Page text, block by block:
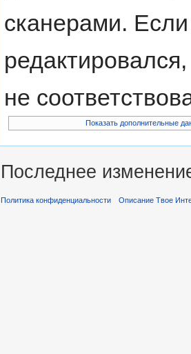
сканерами.
не
Показать дополнительные
Последнее
Политика конфиденциальности Описание Твое